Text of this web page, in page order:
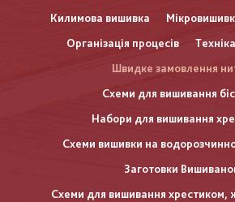
Килимова вишивка
Організація процесів
Швидке замовлення
Схеми для вишивання
Набори для вишивання
Схеми вишивки на
Заготовки
Схеми для вишивання хрестиком,